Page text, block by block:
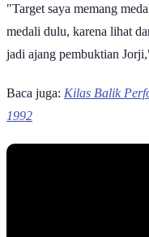
"Target saya memang
medali dulu, karena lihat
jadi ajang pembuktian
Baca juga: Kilas Balik
1992